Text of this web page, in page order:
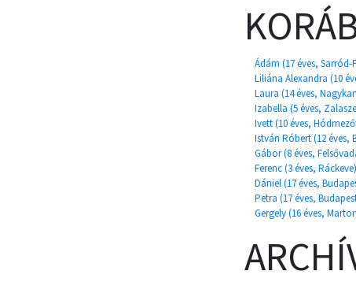
Ádám (17 éves, Sarród-
Liliána Alexandra (10
Laura (14 éves,
Izabella (5 éves,
Ivett (10 éves,
István Róbert (12 éves,
Gábor (8 éves,
Ferenc (3 éves, Ráckeve)
Dániel (17 éves,
Petra (17 éves,
Gergely (16 éves,